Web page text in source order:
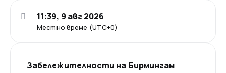
Местно време (UTC+0)
11:39, 9 авг 2026
Забележителности на Бирмингам